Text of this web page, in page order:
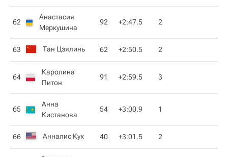
62
Анастасия
Меркушина
92 +2:47.5 2
63 Тан Цзялинь 62 +2:50.5 2
64
Каролина
Питон
91 +2:59.5 3
65
Анна
Кистанова
54 +3:00.9 1
66 Анналис Кук 40 +3:01.5 2